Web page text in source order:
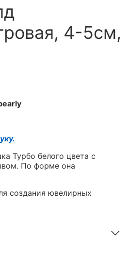
4-5см,
Турбо белого цвета с
По форме она
создания ювелирных